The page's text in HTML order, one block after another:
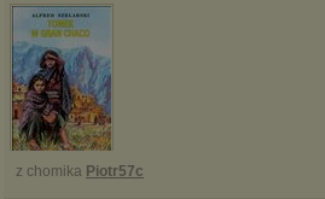
z chomika Piotr57c